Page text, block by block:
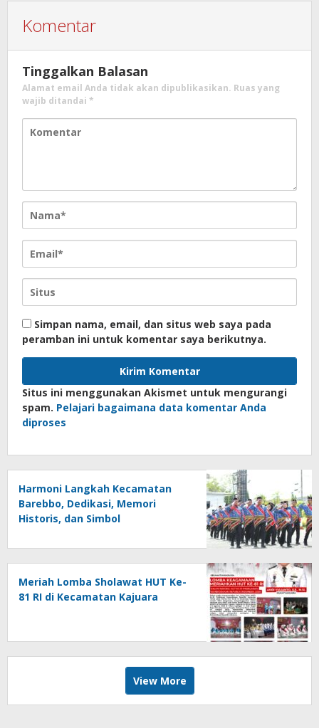
Komentar
Tinggalkan Balasan
Alamat email Anda tidak akan dipublikasikan. Ruas yang
wajib ditandai *
Simpan nama, email, dan situs web saya pada
peramban ini untuk komentar saya berikutnya.
Situs ini menggunakan Akismet untuk mengurangi
spam. Pelajari bagaimana data komentar Anda
diproses
Harmoni Langkah Kecamatan
Barebbo, Dedikasi, Memori
Historis, dan Simbol
Meriah Lomba Sholawat HUT Ke-
81 RI di Kecamatan Kajuara
View More